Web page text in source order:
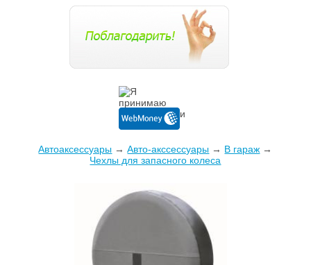
Автоаксессуары →Авто-акссессуары → В гараж →
Чехлы для запасного колеса